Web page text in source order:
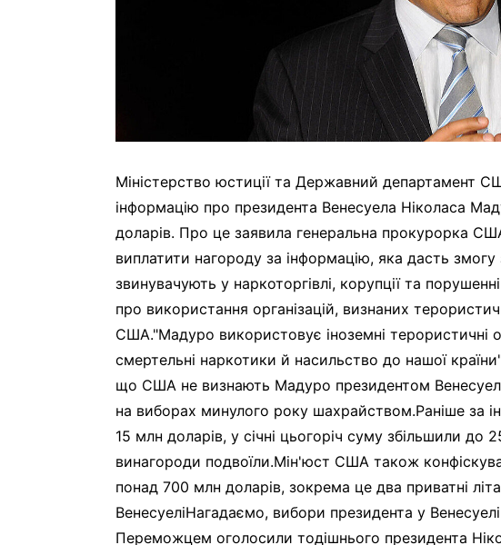
Міністерство юстиції та Державний департамент
інформацію про президента Венесуела Ніколаса
доларів. Про це заявила генеральна прокурорка
виплатити нагороду за інформацію, яка дасть
звинувачують у наркоторгівлі, корупції та
про використання організацій, визнаних
США."Мадуро використовує іноземні терористичні
смертельні наркотики й насильство до нашої
що США не визнають Мадуро президентом
на виборах минулого року шахрайством.Раніше за
15 млн доларів, у січні цьогоріч суму збільшили
винагороди подвоїли.Мін'юст США також
понад 700 млн доларів, зокрема це два приватні
ВенесуеліНагадаємо, вибори президента у
Переможцем оголосили тодішнього президента